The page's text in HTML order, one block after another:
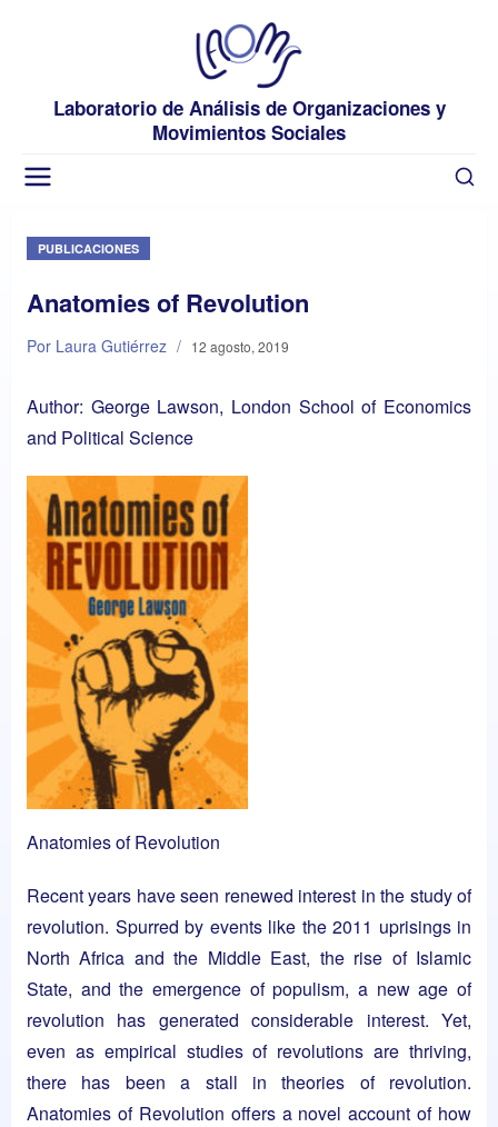
Laboratorio de Análisis de Organizaciones y
Movimientos Sociales
PUBLICACIONES
Anatomies of Revolution
Por Laura Gutiérrez / 12 agosto, 2019
Author: George Lawson, London School of Economics
and Political Science
Anatomies of Revolution
Recent years have seen renewed interest in the study of
revolution. Spurred by events like the 2011 uprisings in
North Africa and the Middle East, the rise of Islamic
State, and the emergence of populism, a new age of
revolution has generated considerable interest. Yet,
even as empirical studies of revolutions are thriving,
there has been a stall in theories of revolution.
Anatomies of Revolution offers a novel account of how